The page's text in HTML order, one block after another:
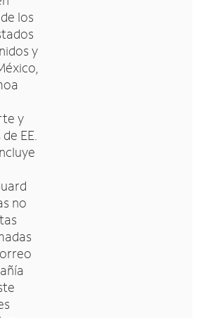
los
y
y
EE.
no